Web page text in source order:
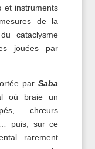
et instruments
de la
cataclysme
jouées par
parSaba
où braie un
chœurs
… puis, sur ce
rarement